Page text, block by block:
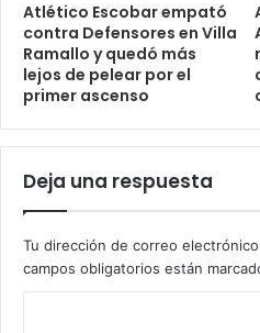
Atlético Escobar empató
contra Defensores en Villa
Ramallo y quedó más
lejos de pelear por el
primer ascenso
Deja una respuesta
Tu dirección de correo
campos obligatorios están